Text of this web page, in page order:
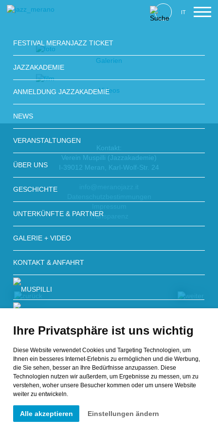
Ihre Privatsphäre ist uns wichtig
Diese Website verwendet Cookies und Targeting Technologien, um
Ihnen ein besseres Internet-Erlebnis zu ermöglichen und die Werbung,
die Sie sehen, besser an Ihre Bedürfnisse anzupassen. Diese
Technologien nutzen wir außerdem, um Ergebnisse zu messen, um zu
verstehen, woher unsere Besucher kommen oder um unsere Website
weiter zu entwickeln.
Alle akzeptieren Einstellungen ändern
Galerien
Videos
IT
FESTIVAL MERANJAZZ TICKET
JAZZAKADEMIE
ANMELDUNG JAZZAKADEMIE
NEWS
VERANSTALTUNGEN
ÜBER UNS
GESCHICHTE
UNTERKÜNFTE & PARTNER
GALERIE + VIDEO
KONTAKT & ANFAHRT
Kontakt:
Verein Muspilli (Jazzakademie)
I-39012 Meran, Karl-Wolf-Str. 24
Transparenz
zurück
weiter
© Copyright 2026 muspilli.it - all rights reserved